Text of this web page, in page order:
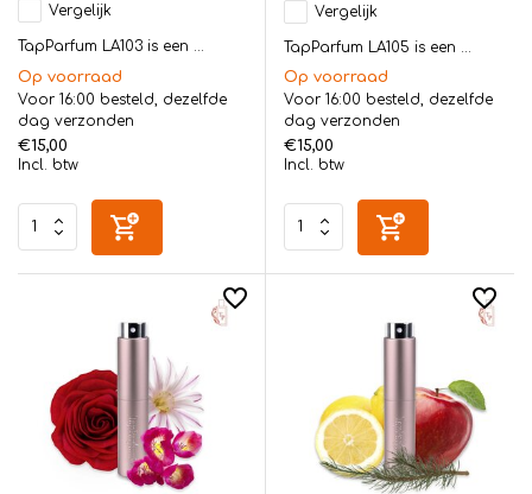
Vergelijk
TapParfum LA103 is een ...
Op voorraad
Voor 16:00 besteld, dezelfde
dag verzonden
€15,00
Incl. btw
Vergelijk
TapParfum LA105 is een ...
Op voorraad
Voor 16:00 besteld, dezelfde
dag verzonden
€15,00
Incl. btw